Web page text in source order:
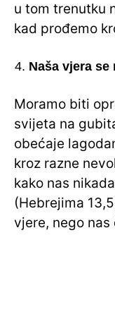
u tom trenutku
kad prođemo
Naša vjera se
Moramo biti
svijeta na
obećaje
kroz razne
kako nas
(Hebrejima
vjere, nego